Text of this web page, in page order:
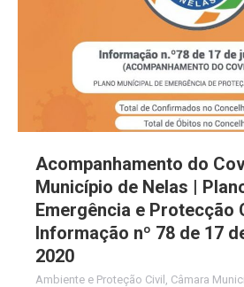
Acompanhamento do
Município de Nelas |
Emergência e Protecção
Informação nº 78 de 17
2020
Ambiente e Proteção Civil Câmara